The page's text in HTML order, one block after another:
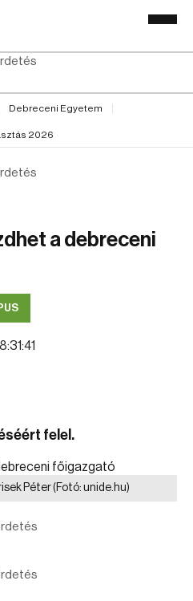
Debreceni Egyetem
2026
a debreceni
felel.
Péter(Fotó: unide.hu)